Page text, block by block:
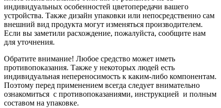
индивидуальных особенностей цветопередачи вашего
устройства. Также дизайн упаковки или непосредственно сам
внешний вид продукта могут изменяться производителем.
Если вы заметили расхождение, пожалуйста, сообщите нам
для уточнения.
Обратите внимание! Любое средство может иметь
противопоказания. Также у некоторых людей есть
индивидуальная непереносимость к каким-либо компонентам.
Поэтому перед применением всегда следует внимательно
ознакомиться с противопоказаниями, инструкцией и полным
составом на упаковке.